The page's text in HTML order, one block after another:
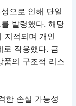
으로 인해 단일
발령했다. 해당
지적되며 개인
로 작용했다. 금
품의 구조적 리스
한 손실 가능성